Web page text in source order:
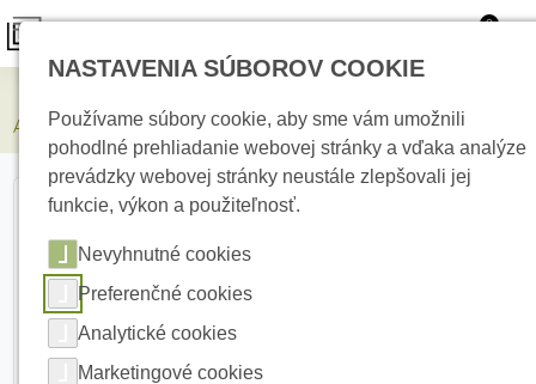
0
AJAX Superior StreetSiren DoubleDeck White Bezdrôtová siréna
NASTAVENIA SÚBOROV COOKIE
Používame súbory cookie, aby sme vám umožnili
pohodlné prehliadanie webovej stránky a vďaka analýze
prevádzky webovej stránky neustále zlepšovali jej
funkcie, výkon a použiteľnosť.
Nevyhnutné cookies
Preferenčné cookies
Analytické cookies
Marketingové cookies